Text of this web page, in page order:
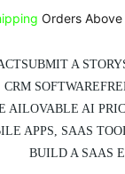
Orders Above
SUBMIT A STORY
CRM SOFTWARE
AILOVABLE AI
APPS, SAAS
BUILD A SAAS